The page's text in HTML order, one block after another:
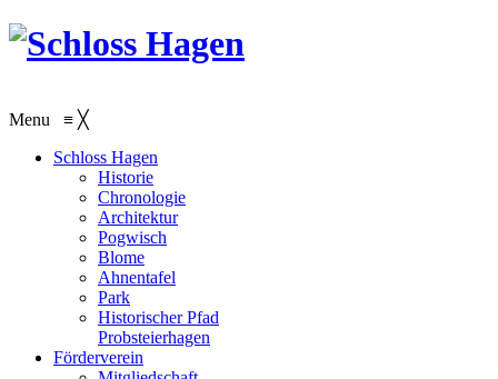
Menu ≡ ╳
Schloss Hagen
Historie
Chronologie
Architektur
Pogwisch
Blome
Ahnentafel
Park
Historischer Pfad
Probsteierhagen
Förderverein